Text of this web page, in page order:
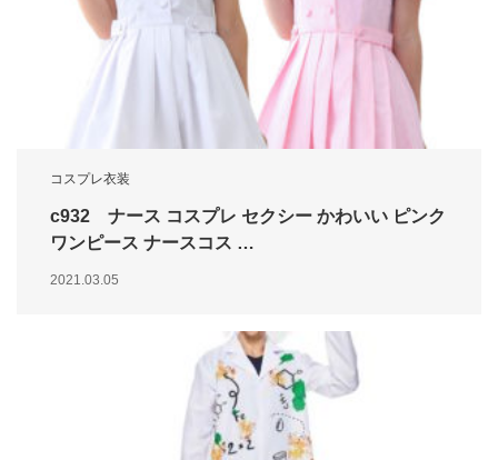
コスプレ衣装
c932 ナース コスプレ セクシー かわいい ピンク
ワンピース ナースコス …
2021.03.05